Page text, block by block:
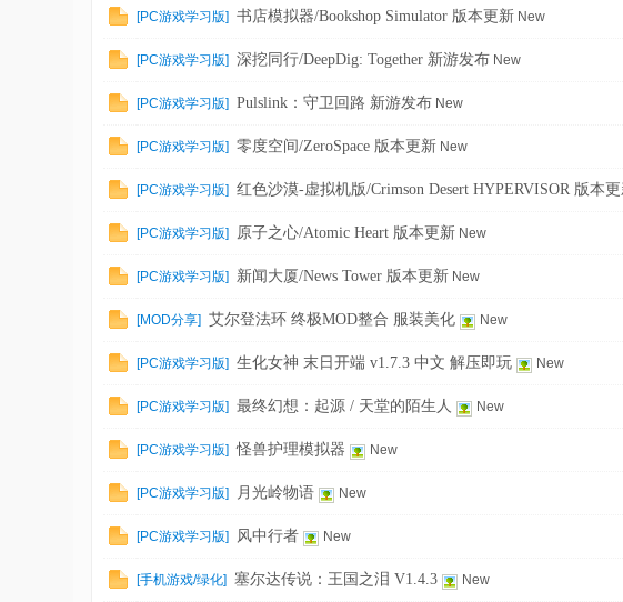
[PC游戏学习版] 书店模拟器/Bookshop Simulator 版本更新 New
[PC游戏学习版] 深挖同行/DeepDig: Together 新游发布 New
[PC游戏学习版] Pulslink：守卫回路 新游发布 New
[PC游戏学习版] 零度空间/ZeroSpace 版本更新 New
[PC游戏学习版] 红色沙漠-虚拟机版/Crimson Desert HYPERVISOR 版本
[PC游戏学习版] 原子之心/Atomic Heart 版本更新 New
[PC游戏学习版] 新闻大厦/News Tower 版本更新 New
[MOD分享] 艾尔登法环 终极MOD整合 服装美化 New
[PC游戏学习版] 生化女神 末日开端 v1.7.3 中文 解压即玩 New
[PC游戏学习版] 最终幻想：起源 / 天堂的陌生人 New
[PC游戏学习版] 怪兽护理模拟器 New
[PC游戏学习版] 月光岭物语 New
[PC游戏学习版] 风中行者 New
[手机游戏/绿化] 塞尔达传说：王国之泪 V1.4.3 New